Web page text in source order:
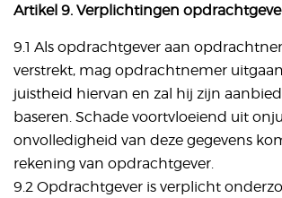
Artikel 9. Verplichtingen
9.1 Als opdrachtgever aan
verstrekt, mag opdrachtnemer
juistheid hiervan en zal hij zijn
baseren. Schade voortvloeiend uit
onvolledigheid van deze gegevens
rekening van opdrachtgever.
9.2 Opdrachtgever is verplicht